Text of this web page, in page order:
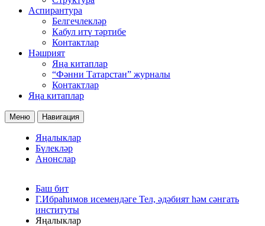
Аспирантура
Белгечлекләр
Кабул итү тәртибе
Контактлар
Нәшрият
Яңа китаплар
“Фәнни Татарстан” журналы
Контактлар
Яңа китаплар
Меню Навигация
Яңалыклар
Бүлекләр
Анонслар
Баш бит
Г.Ибраһимов исемендәге Тел, әдәбият һәм сәнгать
институты
Яңалыклар